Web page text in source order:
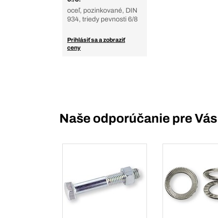
oceľ, pozinkované, DIN
934, triedy pevnosti 6/8
Prihlásiť sa a zobraziť
ceny
Naše odporúčanie pre